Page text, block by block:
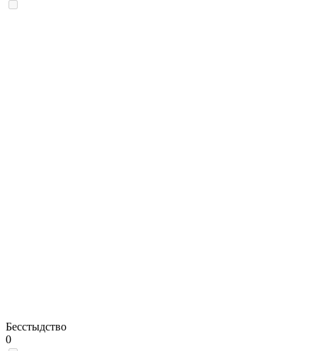
Бесстыдство
0